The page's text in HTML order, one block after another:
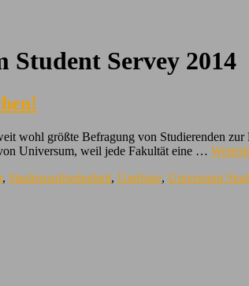
Student Servey 2014
wohl größte Befragung von Studierenden
Universum, weil jede Fakultät eine …
, Studienzufriedenheit, Umfrage, Universum